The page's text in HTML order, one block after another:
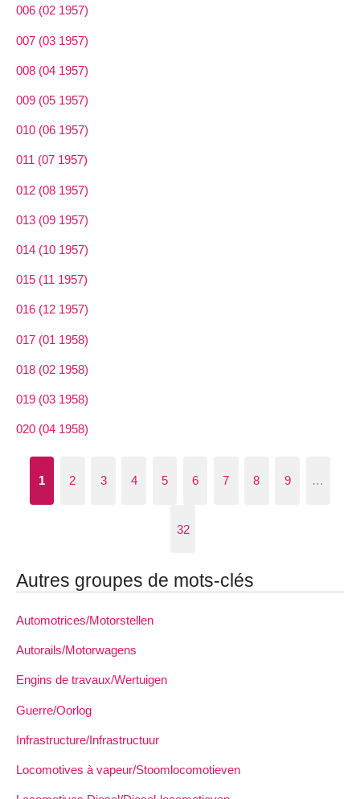
006 (02 1957)
007 (03 1957)
008 (04 1957)
009 (05 1957)
010 (06 1957)
011 (07 1957)
012 (08 1957)
013 (09 1957)
014 (10 1957)
015 (11 1957)
016 (12 1957)
017 (01 1958)
018 (02 1958)
019 (03 1958)
020 (04 1958)
1 2 3 4 5 6 7 8 9 …
32
Autres groupes de mots-clés
Automotrices/Motorstellen
Autorails/Motorwagens
Engins de travaux/Wertuigen
Guerre/Oorlog
Infrastructure/Infrastructuur
Locomotives à vapeur/Stoomlocomotieven